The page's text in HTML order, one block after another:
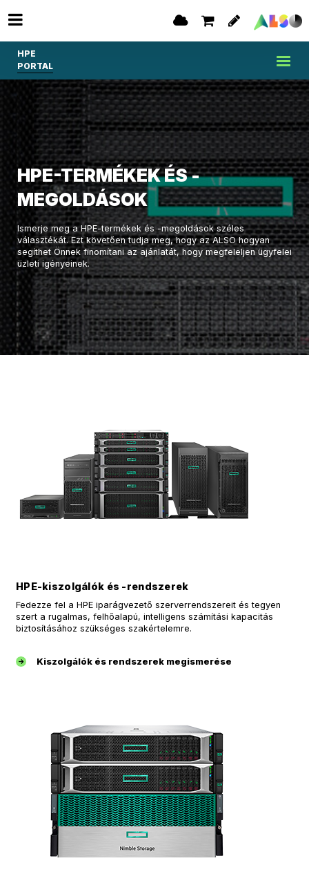
HPE
PORTAL
HPE-TERMÉKEK ÉS -
MEGOLDÁSOK
Ismerje meg a HPE-termékek és -megoldások széles
választékát. Ezt követően tudja meg, hogy az ALSO hogyan
segíthet Önnek finomítani az ajánlatát, hogy megfeleljen ügyfelei
üzleti igényeinek.
HPE-kiszolgálók és -rendszerek
Fedezze fel a HPE iparágvezető szerverrendszereit és tegyen
szert a rugalmas, felhőalapú, intelligens számítási kapacitás
biztosításához szükséges szakértelemre.
Kiszolgálók és rendszerek megismerése